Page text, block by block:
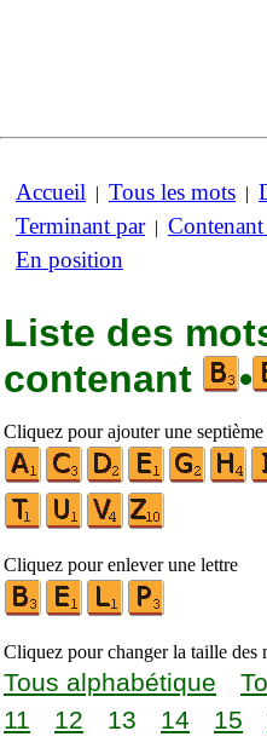
Accueil | Tous les mots |
Terminant par|
En position
Liste des
contenant
•
Cliquez pour ajouter une
Cliquez pour enlever une lettre
Cliquez pour changer la taille des
Tous alphabétique
11
12 13 14 15